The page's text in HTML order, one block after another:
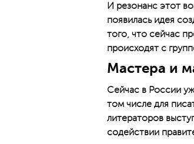
И резонанс этот
появилась идея
того, что сейчас
происходят с
Мастера и
Сейчас в России
том числе для
литераторов
содействии